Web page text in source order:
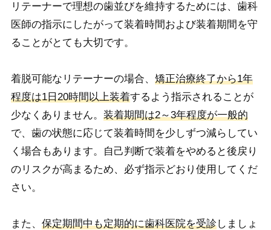
リテーナーで理想の歯並びを維持するためには、歯科
医師の指示にしたがって装着時間および装着期間を守
ることがとても大切です。
着脱可能なリテーナーの場合、 矯正治療終了から1年
程度は1日20時間以上装着するよう指示されることが
少なくありません。 装着期間は2～3年程度が一般的
で、歯の状態に応じて装着時間を少しずつ減らしてい
く場合もあります。自己判断で装着をやめると後戻り
のリスクが高まるため、必ず指示どおり使用してくだ
さい。
また、 保定期間中も定期的に歯科医院を受診しましょ